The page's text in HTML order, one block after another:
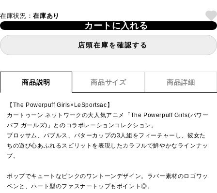
在庫状況：在庫あり
カートに入れる
店頭在庫を確認する
商品説明 商品サイズ 商品詳細
【The Powerpuff Girls×LeSportsac】
カートゥーン ネットワークの大人気アニメ「The Powerpuff Girls(パワー
パフ ガールズ)」とのコラボレーションコレクション。
ブロッサム、バブルス、バターカップの3人組をフィーチャーし、彼女た
ちの遊び心あふれるスピリットを表現したカラフルで鮮やかなラインナッ
プ。
ポップでキュートなピンクのワントーンデザイン。ラバー素材のロゴワッ
ペンと、ハート型のファスナートップもポイント◎。